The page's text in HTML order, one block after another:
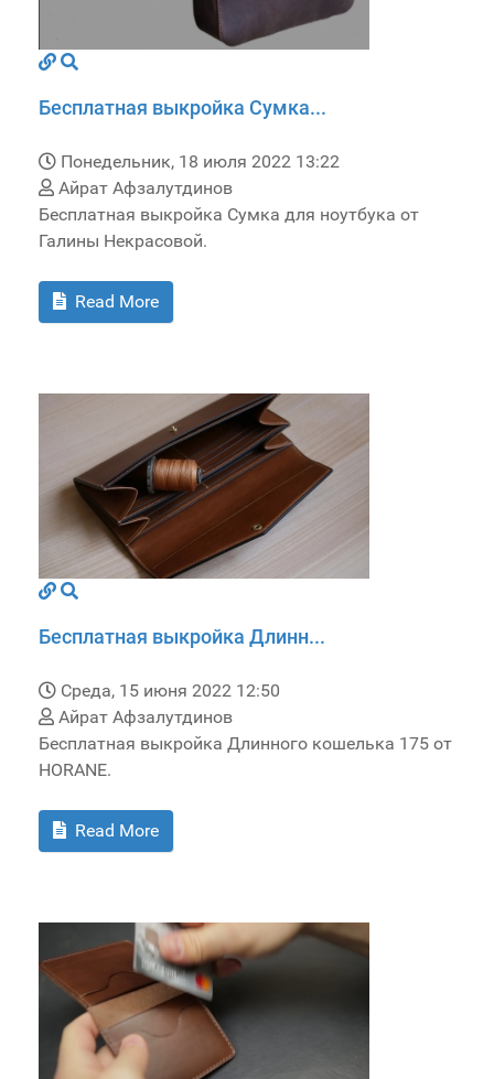
Бесплатная выкройка Сумка...
Понедельник, 18 июля 2022 13:22
Айрат Афзалутдинов
Бесплатная выкройка Сумка для ноутбука от
Галины Некрасовой.
Read More
Бесплатная выкройка Длинн...
Среда, 15 июня 2022 12:50
Айрат Афзалутдинов
Бесплатная выкройка Длинного кошелька 175 от
HORANE.
Read More